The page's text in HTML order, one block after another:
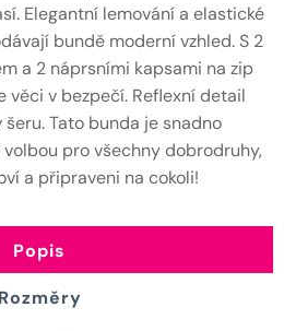
Elegantní lemování a elastické
bundě moderní vzhled. S 2
a 2 náprsními kapsami na zip
věci v bezpečí. Reflexní detail
Tato bunda je snadno
pro všechny dobrodruhy,
a připraveni na cokoli!
Popis
Rozměry